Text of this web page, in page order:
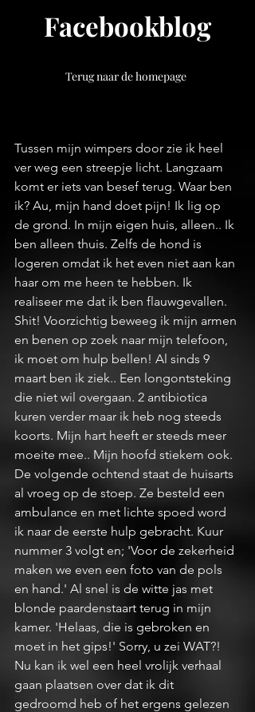
Facebookblog
Terug naar de homepage
Tussen mijn wimpers door zie ik heel
ver weg een streepje licht. Langzaam
komt er iets van besef terug. Waar ben
ik? Au, mijn hand doet pijn! Ik lig op
de grond. In mijn eigen huis, alleen.. Ik
ben alleen thuis. Zelfs de hond is
logeren omdat ik het even niet aan kan
haar om me heen te hebben. Ik
realiseer me dat ik ben flauwgevallen.
Shit! Voorzichtig beweeg ik mijn armen
en benen op zoek naar mijn telefoon,
ik moet om hulp bellen! Al sinds 9
maart ben ik ziek.. Een longontsteking
die niet wil overgaan. 2 antibiotica
kuren verder maar ik heb nog steeds
koorts. Mijn hart heeft er steeds meer
moeite mee.. Mijn hoofd stiekem ook.
De volgende ochtend staat de huisarts
al vroeg op de stoep. Ze besteld een
ambulance en met lichte spoed word
ik naar de eerste hulp gebracht. Kuur
nummer 3 volgt en; 'Voor de zekerheid
maken we even een foto van de pols
en hand.' Al snel is de witte jas met
blonde paardenstaart terug in mijn
kamer. 'Helaas, die is gebroken en
moet in het gips!' Sorry, u zei WAT?!
Nu kan ik wel een heel vrolijk verhaal
gaan plaatsen over dat ik dit
gedroomd heb of het ergens gelezen